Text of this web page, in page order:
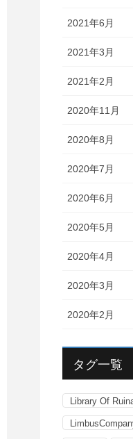
2021年6月
2021年3月
2021年2月
2020年11月
2020年8月
2020年7月
2020年6月
2020年5月
2020年4月
2020年3月
2020年2月
タグ一覧
Library Of